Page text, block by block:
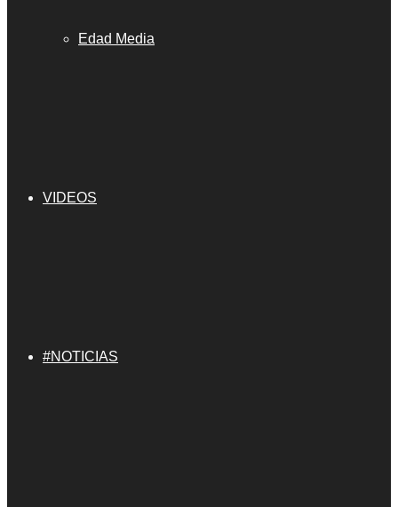
Edad Media
VIDEOS
#NOTICIAS